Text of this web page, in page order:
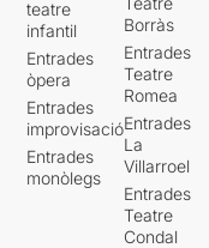
teatre
infantil
Entrades
òpera
Entrades
improvisació
Entrades
monòlegs
Borràs
Entrades
Teatre
Romea
Entrades
La
Villarroel
Entrades
Teatre
Condal